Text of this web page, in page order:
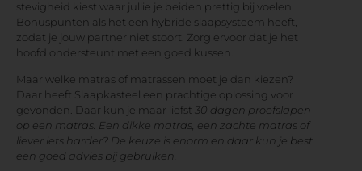
stevigheid kiest waar jullie je beiden prettig bij voelen.
Bonuspunten als het een hybride slaapsysteem heeft,
zodat je jouw partner niet stoort. Zorg ervoor dat je het
hoofd ondersteunt met een goed kussen.
Maar welke matras of matrassen moet je dan kiezen?
Daar heeft Slaapkasteel een prachtige oplossing voor
gevonden. Daar kun je maar liefst 30 dagen proefslapen
op een matras. Een dikke matras, een zachte matras of
liever iets harder? De keuze is enorm en daar kun je best
een goed advies bij gebruiken.